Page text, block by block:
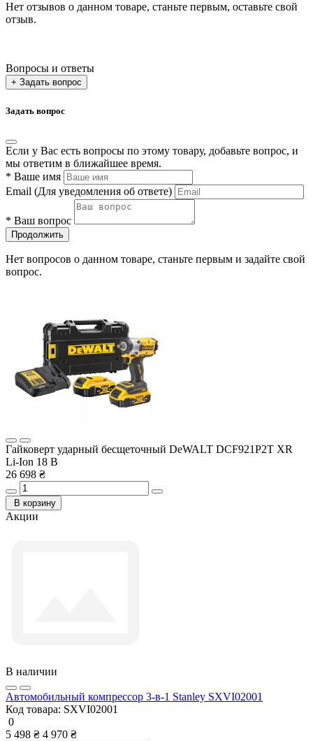
Нет отзывов о данном товаре, станьте первым, оставьте свой
отзыв.
Вопросы и ответы
+ Задать вопрос
Задать вопрос
Если у Вас есть вопросы по этому товару, добавьте вопрос, и
мы ответим в ближайшее время.
* Ваше имя
Email (Для уведомления об ответе)
* Ваш вопрос
Продолжить
Нет вопросов о данном товаре, станьте первым и задайте свой
вопрос.
Гайковерт ударный бесщеточный DeWALT DCF921P2T XR
Li-Ion 18 В
26 698 ₴
В корзину
Акции
В наличии
Автомобильный компрессор 3-в-1 Stanley SXVI02001
Код товара: SXVI02001
0
5 498 ₴ 4 970 ₴